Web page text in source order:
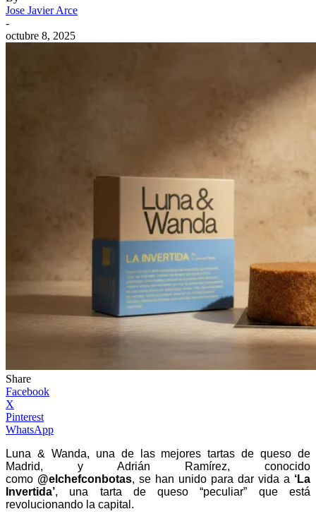
Jose Javier Arce
-
octubre 8, 2025
Share
Facebook
X
Pinterest
WhatsApp
Luna & Wanda, una de las mejores tartas de queso de
Madrid, y Adrián Ramírez, conocido
como @elchefconbotas, se han unido para dar vida a ‘La
Invertida’, una tarta de queso “peculiar” que está
revolucionando la capital.